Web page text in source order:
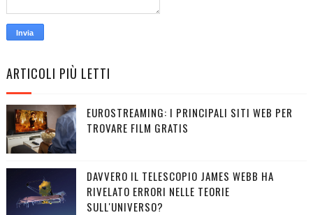
ARTICOLI PIÙ LETTI
EUROSTREAMING: I PRINCIPALI SITI WEB PER
TROVARE FILM GRATIS
DAVVERO IL TELESCOPIO JAMES WEBB HA
RIVELATO ERRORI NELLE TEORIE
SULL'UNIVERSO?